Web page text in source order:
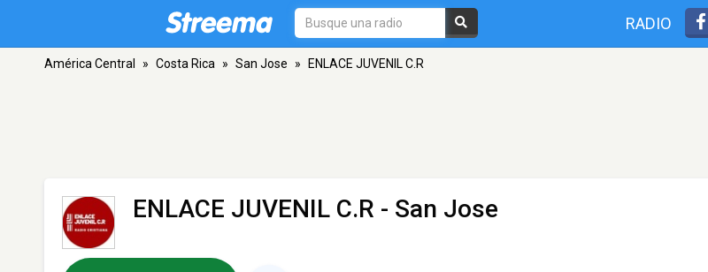
RADIO
América Central » Costa Rica » San Jose » ENLACE JUVENIL C.R
ENLACE JUVENIL C.R - San Jose